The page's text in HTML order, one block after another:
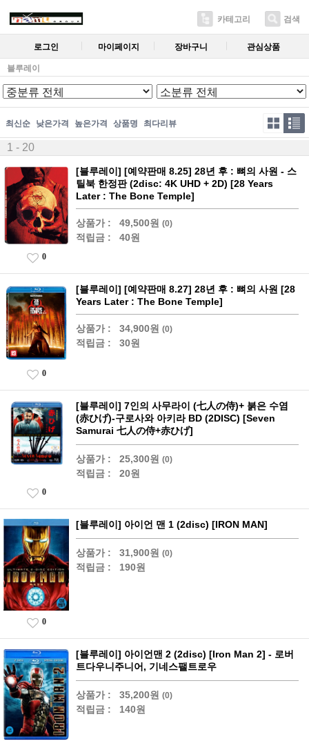
카테고리 검색
로그인 마이페이지 장바구니 관심상품
블루레이
최신순 낮은가격 높은가격 상품명 최다리뷰
1 - 20
[블루레이] [예약판매 8.25] 28년 후 : 뼈의 사원 - 스
틸북 한정판 (2disc: 4K UHD + 2D) [28 Years
Later : The Bone Temple]
상품가 : 49,500원 (0)
적립금 : 40원
0
[블루레이] [예약판매 8.27] 28년 후 : 뼈의 사원 [28
Years Later : The Bone Temple]
상품가 : 34,900원 (0)
적립금 : 30원
0
[블루레이] 7인의 사무라이 (七人の侍)+ 붉은 수염
(赤ひげ)-구로사와 아키라 BD (2DISC) [Seven
Samurai 七人の侍+赤ひげ]
상품가 : 25,300원 (0)
적립금 : 20원
0
[블루레이] 아이언 맨 1 (2disc) [IRON MAN]
상품가 : 31,900원 (0)
적립금 : 190원
0
[블루레이] 아이언맨 2 (2disc) [Iron Man 2] - 로버
트다우니주니어, 기네스팰트로우
상품가 : 35,200원 (0)
적립금 : 140원